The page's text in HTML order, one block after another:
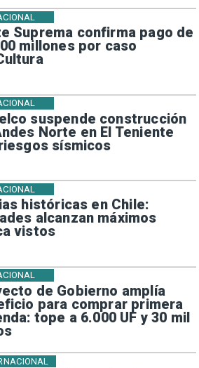
Suprema confirma pago de
millones por caso
suspende construcción
Norte en El Teniente
sísmicos
históricas en Chile:
alcanzan máximos
vistos
de Gobierno amplía
para comprar primera
tope a 6.000 UF y 30 mil